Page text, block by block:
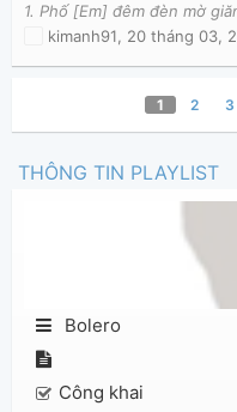
kimanh91
20 tháng 03, 2018 lúc 12:40pm
1 2 3
THÔNG TIN PLAYLIST
Bolero
Công khai